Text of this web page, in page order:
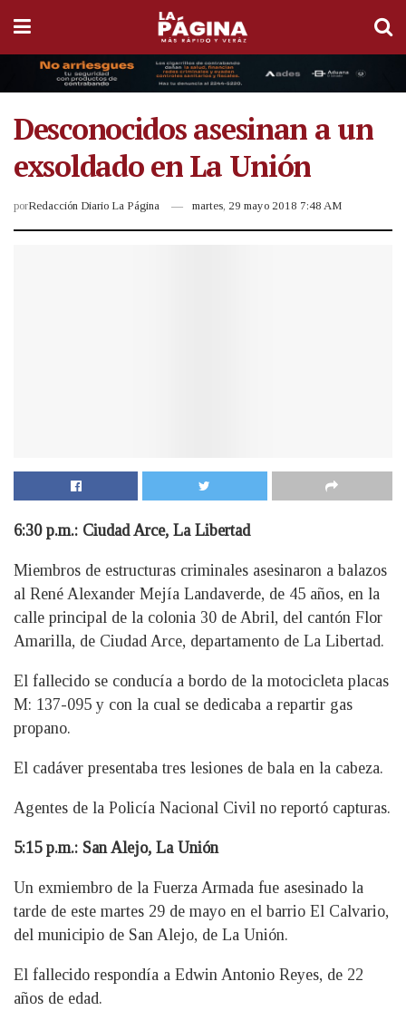
Desconocidos asesinan a un
exsoldado en La Unión
porRedacción Diario La Página martes, 29 mayo 2018 7:48 AM
6:30 p.m.: Ciudad Arce, La Libertad
Miembros de estructuras criminales asesinaron a balazos
al René Alexander Mejía Landaverde, de 45 años, en la
calle principal de la colonia 30 de Abril, del cantón Flor
Amarilla, de Ciudad Arce, departamento de La Libertad.
El fallecido se conducía a bordo de la motocicleta placas
M: 137-095 y con la cual se dedicaba a repartir gas
propano.
El cadáver presentaba tres lesiones de bala en la cabeza.
Agentes de la Policía Nacional Civil no reportó capturas.
5:15 p.m.: San Alejo, La Unión
Un exmiembro de la Fuerza Armada fue asesinado la
tarde de este martes 29 de mayo en el barrio El Calvario,
del municipio de San Alejo, de La Unión.
El fallecido respondía a Edwin Antonio Reyes, de 22
años de edad.